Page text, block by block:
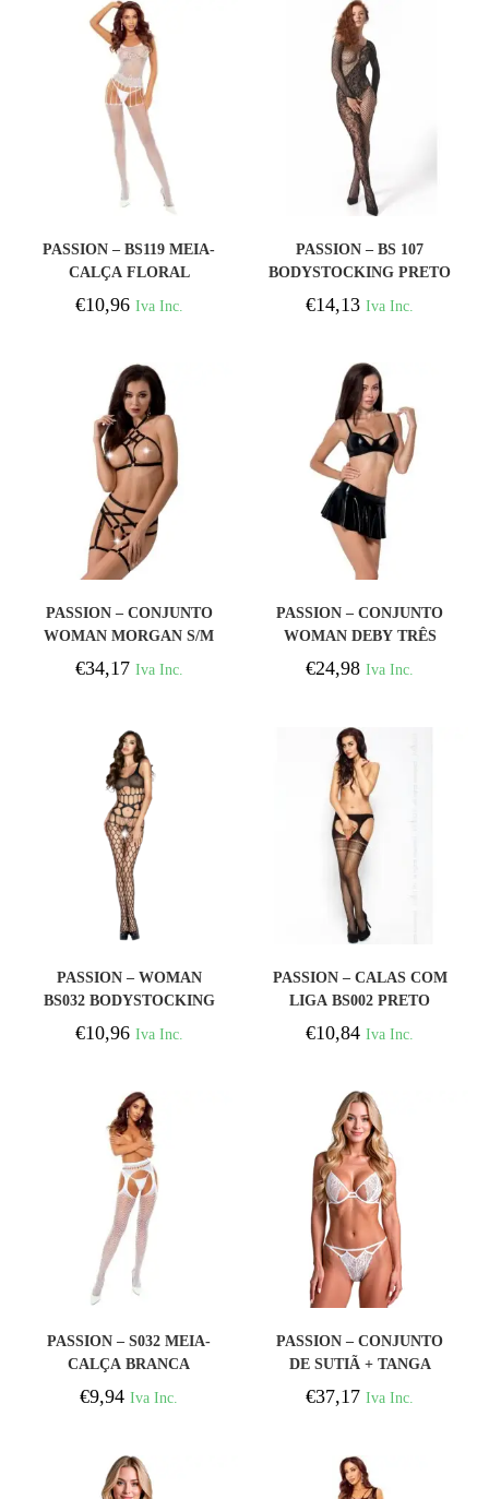
PASSION – BS119 MEIA-
CALÇA FLORAL
BRANCA
€10,96 Iva Inc.
PASSION – BS 107
BODYSTOCKING PRETO
TAMANHO ÚNICO
€14,13 Iva Inc.
PASSION – CONJUNTO
WOMAN MORGAN S/M
€34,17 Iva Inc.
PASSION – CONJUNTO
WOMAN DEBY TRÊS
PEAS S/M
€24,98 Iva Inc.
PASSION – WOMAN
BS032 BODYSTOCKING
PRETO TAMANHO
ÚNICO
€10,96 Iva Inc.
PASSION – CALAS COM
LIGA BS002 PRETO
€10,84 Iva Inc.
PASSION – S032 MEIA-
CALÇA BRANCA
ABERTA TAMANHO
€9,94 Iva Inc.
PASSION – CONJUNTO
DE SUTIÃ + TANGA
RESILQUE BRANCO
€37,17 Iva Inc.